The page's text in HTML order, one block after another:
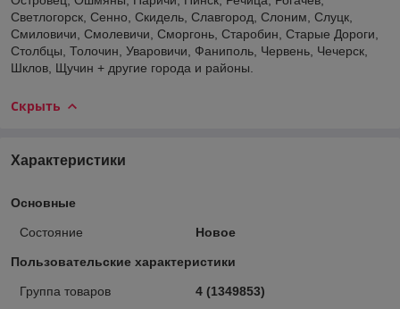
Светлогорск, Сенно, Скидель, Славгород, Слоним, Слуцк,
Смиловичи, Смолевичи, Сморгонь, Старобин, Старые Дороги,
Столбцы, Толочин, Уваровичи, Фаниполь, Червень, Чечерск,
Шклов, Щучин + другие города и районы.
Скрыть
Характеристики
Основные
Состояние Новое
Пользовательские характеристики
Группа товаров
4 (1349853)